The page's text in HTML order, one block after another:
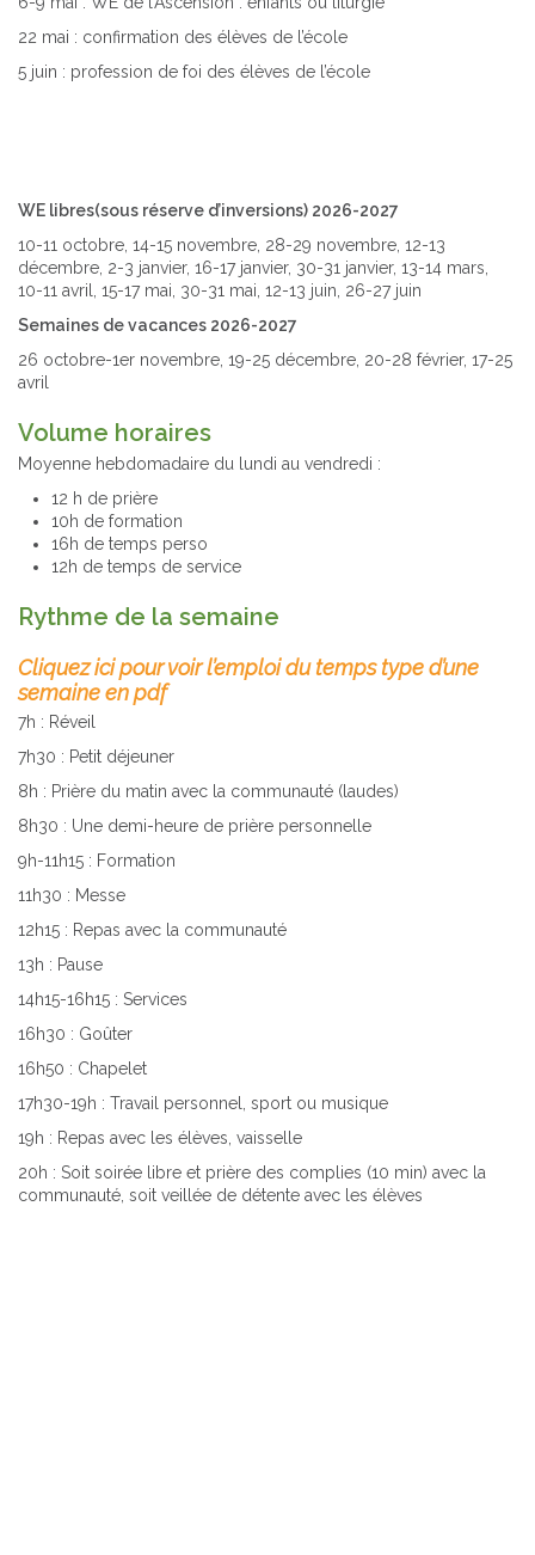
22 mai : confirmation des élèves de l’école
5 juin : profession de foi des élèves de l’école
WE libres(sous réserve d’inversions) 2026-2027
10-11 octobre, 14-15 novembre, 28-29 novembre, 12-13
décembre, 2-3 janvier, 16-17 janvier, 30-31 janvier, 13-14 mars,
10-11 avril, 15-17 mai, 30-31 mai, 12-13 juin, 26-27 juin
Semaines de vacances 2026-2027
26 octobre-1er novembre, 19-25 décembre, 20-28 février, 17-25
avril
Volume horaires
Moyenne hebdomadaire du lundi au vendredi :
12 h de prière
10h de formation
16h de temps perso
12h de temps de service
Rythme de la semaine
Cliquez ici pour voir l’emploi du temps type d’une
semaine en pdf
7h : Réveil
7h30 : Petit déjeuner
8h : Prière du matin avec la communauté (laudes)
8h30 : Une demi-heure de prière personnelle
9h-11h15 : Formation
11h30 : Messe
12h15 : Repas avec la communauté
13h : Pause
14h15-16h15 : Services
16h30 : Goûter
16h50 : Chapelet
17h30-19h : Travail personnel, sport ou musique
19h : Repas avec les élèves, vaisselle
20h : Soit soirée libre et prière des complies (10 min) avec la
communauté, soit veillée de détente avec les élèves